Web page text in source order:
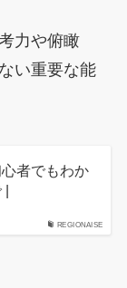
力や俯瞰
い重要な能
REGIONAISE
者でもわか
|